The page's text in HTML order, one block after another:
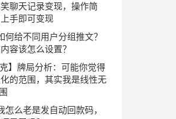
聊天记录变现，操作简
手即可变现
何给不同用户分组推文？
容该怎么设置？
克】牌局分析：可能你觉得
的范围，其实我是线性无
怎么老是发自动回款码，